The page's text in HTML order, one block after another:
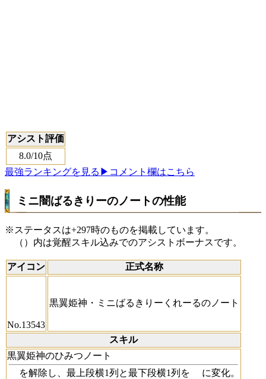
アシスト評価
8.0/10点
最強ランキングを見る ▶コメント欄はこちら
ミニ闇ばるきりーのノートの性能
※ステータスは+297時のものを掲載しています。
（）内は覚醒スキル込みでのアシストボーナスです。
アイコン 正式名称
No.13543
黒翼姫神・ミニばるきりーくれーるのノート
スキル
黒翼姫神のひみつノート
を解除し、最上段横1列と最下段横1列を
に変化。